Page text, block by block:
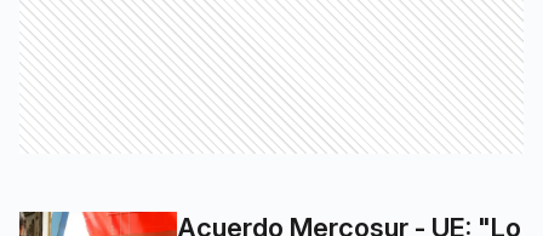
Acuerdo Mercosur - UE: "Lo